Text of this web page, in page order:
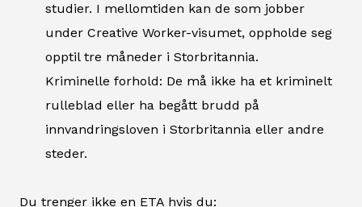
studier. I mellomtiden kan de som jobber
under Creative Worker-visumet, oppholde seg
opptil tre måneder i Storbritannia.
Kriminelle forhold: De må ikke ha et kriminelt
rulleblad eller ha begått brudd på
innvandringsloven i Storbritannia eller andre
steder.
Du trenger ikke en ETA hvis du: